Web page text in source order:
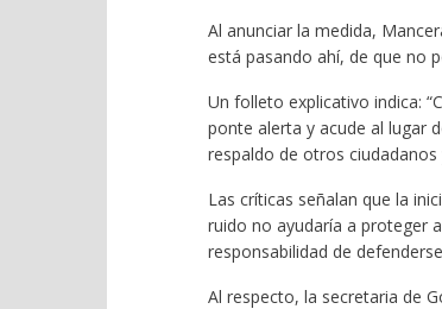
Al anunciar la medida,
está pasando ahí, de que no
Un folleto explicativo indica:
ponte alerta y acude al lugar
respaldo de otros
Las críticas señalan que la
ruido no ayudaría a proteger
responsabilidad de
Al respecto, la secretaria de